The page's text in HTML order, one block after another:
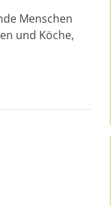
Menschen
und Köche,